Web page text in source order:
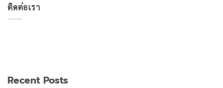
ติดต่อเรา
Recent Posts